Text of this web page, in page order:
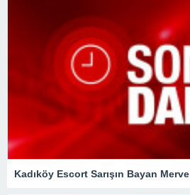
Kadıköy Escort Sarışın Bayan Merve